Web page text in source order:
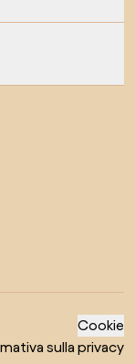
Cookie
sulla privacy